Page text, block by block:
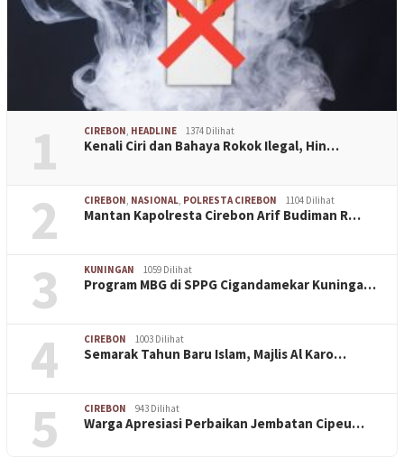
1 CIREBON, HEADLINE 1374 Dilihat
Kenali Ciri dan Bahaya Rokok Ilegal, Hin…
2 CIREBON, NASIONAL, POLRESTA CIREBON 1104 Dilihat
Mantan Kapolresta Cirebon Arif Budiman R…
3 KUNINGAN 1059 Dilihat
Program MBG di SPPG Cigandamekar Kuninga…
4 CIREBON 1003 Dilihat
Semarak Tahun Baru Islam, Majlis Al Karo…
5 CIREBON 943 Dilihat
Warga Apresiasi Perbaikan Jembatan Cipeu…